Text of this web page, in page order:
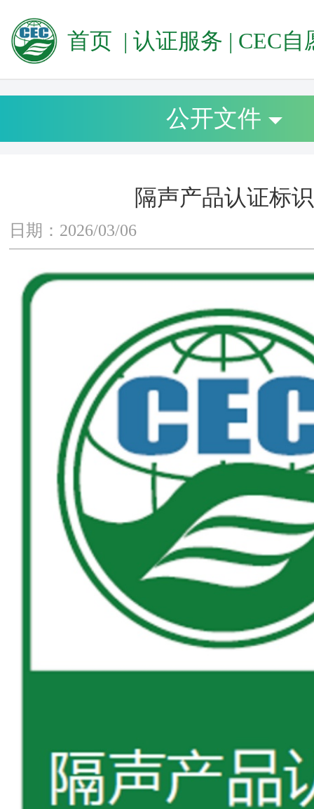
首页 | 认证服务 | CEC自愿性
公开文件
隔声产品认证标识
日期：2026/03/06